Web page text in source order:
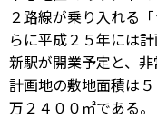
２路線が乗り入れる
らに平成２５年には
新駅が開業予定と、
計画地の敷地面積は
万２４００㎡である。